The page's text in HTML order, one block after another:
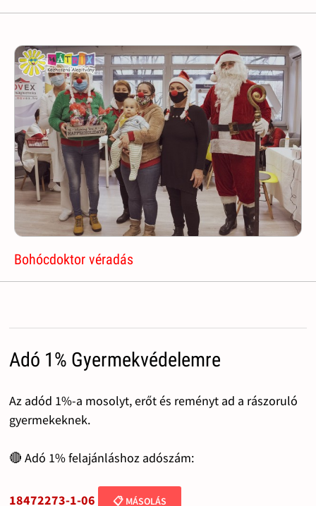
Bohócdoktor véradás
Adó 1% Gyermekvédelemre
Az adód 1%-a mosolyt, erőt és reményt ad a rászoruló
gyermekeknek.
🔴 Adó 1% felajánláshoz adószám:
18472273-1-06 📋 MÁSOLÁS